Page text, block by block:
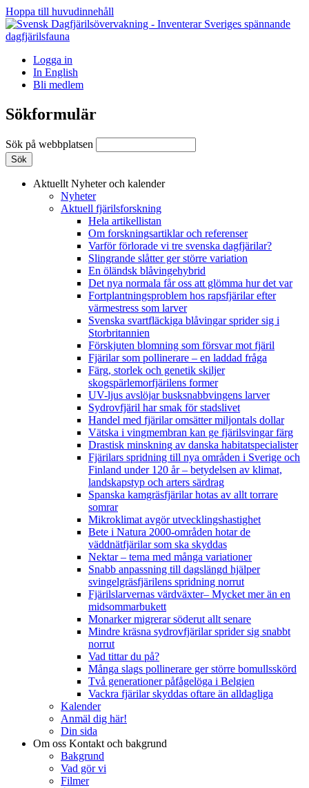
Hoppa till huvudinnehåll
Logga in
In English
Bli medlem
Sökformulär
Sök på webbplatsen
Aktuellt Nyheter och kalender
Nyheter
Aktuell fjärilsforskning
Hela artikellistan
Om forskningsartiklar och referenser
Varför förlorade vi tre svenska dagfjärilar?
Slingrande slåtter ger större variation
En öländsk blåvingehybrid
Det nya normala får oss att glömma hur det var
Fortplantningsproblem hos rapsfjärilar efter
värmestress som larver
Svenska svartfläckiga blåvingar sprider sig i
Storbritannien
Förskjuten blomning som försvar mot fjäril
Fjärilar som pollinerare – en laddad fråga
Färg, storlek och genetik skiljer
skogspärlemorfjärilens former
UV-ljus avslöjar busksnabbvingens larver
Sydrovfjäril har smak för stadslivet
Handel med fjärilar omsätter miljontals dollar
Vätska i vingmembran kan ge fjärilsvingar färg
Drastisk minskning av danska habitatspecialister
Fjärilars spridning till nya områden i Sverige och
Finland under 120 år– betydelsen av klimat,
landskapstyp och arters särdrag
Spanska kamgräsfjärilar hotas av allt torrare
somrar
Mikroklimat avgör utvecklingshastighet
Bete i Natura 2000-områden hotar de
väddnätfjärilar som ska skyddas
Nektar – tema med många variationer
Snabb anpassning till dagslängd hjälper
svingelgräsfjärilens spridning norrut
Fjärilslarvernas värdväxter– Mycket mer än en
midsommarbukett
Monarker migrerar söderut allt senare
Mindre kräsna sydrovfjärilar sprider sig snabbt
norrut
Vad tittar du på?
Många slags pollinerare ger större bomullsskörd
Två generationer påfågelöga i Belgien
Vackra fjärilar skyddas oftare än alldagliga
Kalender
Anmäl dig här!
Din sida
Om oss Kontakt och bakgrund
Bakgrund
Vad gör vi
Filmer